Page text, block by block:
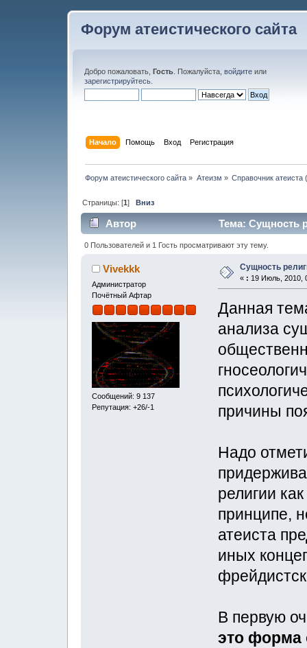
Форум атеистического сайта
Добро пожаловать, Гость . Пожалуйста, войдите или
зарегистрируйтесь
Начало Помощь Вход Регистрация
Форум атеистического сайта » Атеизм » Справочник атеиста
Страницы: [1]Вниз
Автор Тема: Сущность
0 Пользователей и 1 Гость просматривают эту тему.
Vivekkk
Администратор
Почётный Афтар
Сообщений: 9 137
Репутация: +26/-1
Сущность
« : 19 Июль, 2010,
Данная
анализа
причины
Надо
религии
принципе,
атеиста
иных
В первую
это форма